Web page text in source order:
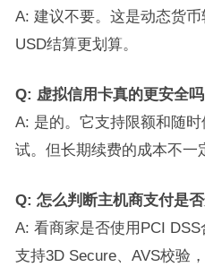
A: 建议不要。这是动态货
USD结算更划算。
Q: 虚拟信用卡真的更安全吗
A: 是的。它支持限额和随
试。但长期续费的成本不一
Q: 怎么判断主机商支付是否
A: 看商家是否使用PCI
支持3D Secure、AVS校验